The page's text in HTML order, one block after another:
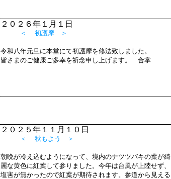
２０２６年１月１日
＜ 初護摩 ＞
令和八年元旦に本堂にて初護摩を修法致しました。
皆さまのご健康ご多幸を祈念申し上げます。 合掌
２０２５年１１月１０日
＜ 秋もよう ＞
朝晩が冷え込むようになって、境内のナツツバキの葉が綺
麗な黄色に紅葉して参りました。今年は台風が上陸せず、
塩害が無かったので紅葉が期待されます。参道から見える